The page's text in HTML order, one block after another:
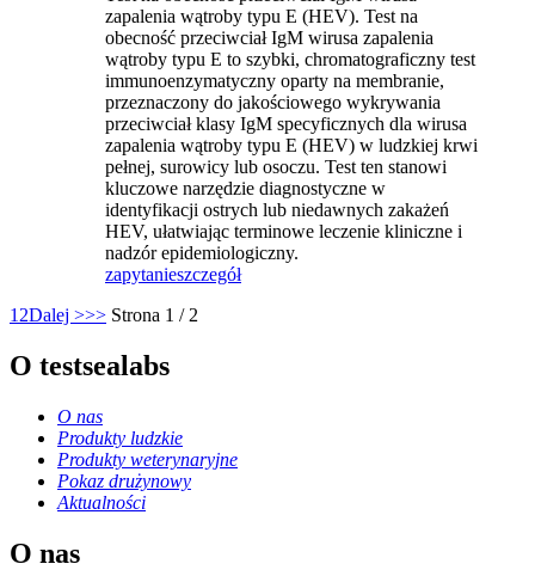
zapalenia wątroby typu E (HEV). Test na
obecność przeciwciał IgM wirusa zapalenia
wątroby typu E to szybki, chromatograficzny test
immunoenzymatyczny oparty na membranie,
przeznaczony do jakościowego wykrywania
przeciwciał klasy IgM specyficznych dla wirusa
zapalenia wątroby typu E (HEV) w ludzkiej krwi
pełnej, surowicy lub osoczu. Test ten stanowi
kluczowe narzędzie diagnostyczne w
identyfikacji ostrych lub niedawnych zakażeń
HEV, ułatwiając terminowe leczenie kliniczne i
nadzór epidemiologiczny.
zapytanieszczegół
1 2Dalej >>> Strona 1 / 2
O testsealabs
O nas
Produkty ludzkie
Produkty weterynaryjne
Pokaz drużynowy
Aktualności
O nas